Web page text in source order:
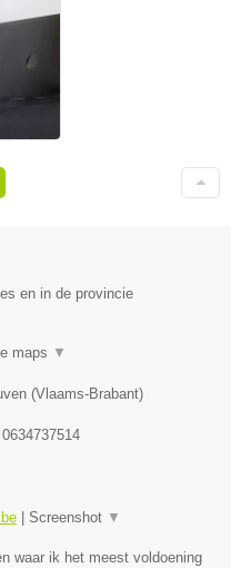
en in de provincie
maps ▼
(Vlaams-Brabant)
0634737514
| Screenshot ▼
waar ik het meest voldoening